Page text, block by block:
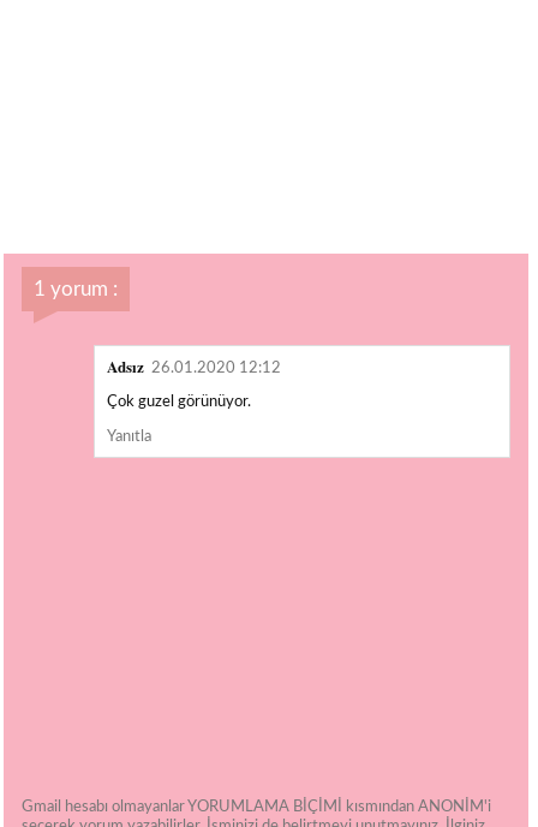
1 yorum :
Adsız 26.01.2020 12:12
Çok guzel görünüyor.
Yanıtla
Gmail hesabı olmayanlar YORUMLAMA BİÇİMİ kısmından ANONİM'i